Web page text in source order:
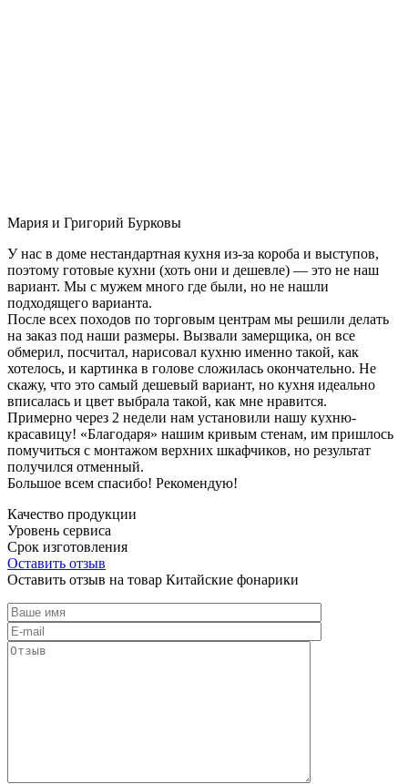
Мария и Григорий Бурковы
У нас в доме нестандартная кухня из-за короба и выступов,
поэтому готовые кухни (хоть они и дешевле) — это не наш
вариант. Мы с мужем много где были, но не нашли
подходящего варианта.
После всех походов по торговым центрам мы решили делать
на заказ под наши размеры. Вызвали замерщика, он все
обмерил, посчитал, нарисовал кухню именно такой, как
хотелось, и картинка в голове сложилась окончательно. Не
скажу, что это самый дешевый вариант, но кухня идеально
вписалась и цвет выбрала такой, как мне нравится.
Примерно через 2 недели нам установили нашу кухню-
красавицу! «Благодаря» нашим кривым стенам, им пришлось
помучиться с монтажом верхних шкафчиков, но результат
получился отменный.
Большое всем спасибо! Рекомендую!
Качество продукции
Уровень сервиса
Срок изготовления
Оставить отзыв
Оставить отзыв на товар Китайские фонарики